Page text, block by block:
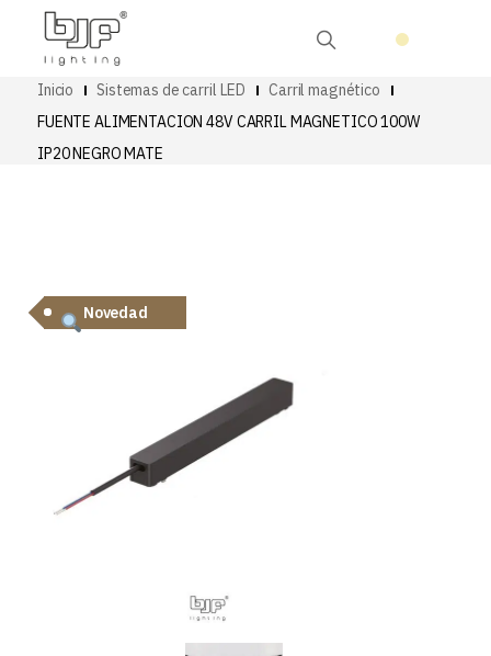
Inicio Sistemas de carril LED
Carril magnético
FUENTE ALIMENTACION 48V CARRIL MAGNETICO 100W
IP20 NEGRO MATE
Novedad